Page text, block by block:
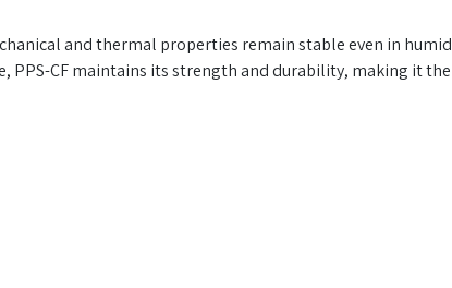
and thermal properties remain stable even in humid
PPS-CF maintains its strength and durability, making it the